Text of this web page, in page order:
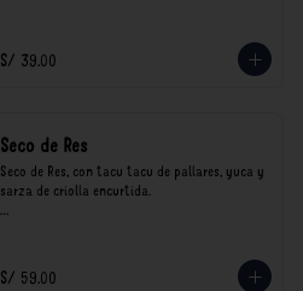
consumo.
S/ 39.00
Seco de Res
Seco de Res, con tacu tacu de pallares, yuca y
sarza de criolla encurtida.
consumo.
S/ 59.00